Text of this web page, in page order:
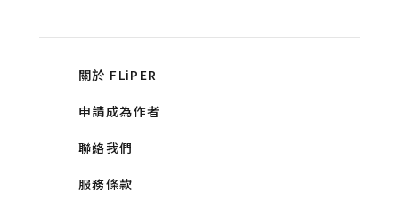
關於 FLiPER
申請成為作者
聯絡我們
服務條款